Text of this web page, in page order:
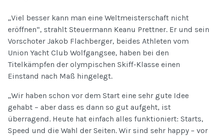
„Viel besser kann man eine Weltmeisterschaft nicht
eröffnen“, strahlt Steuermann Keanu Prettner. Er und sein
Vorschoter Jakob Flachberger, beides Athleten vom
Union Yacht Club Wolfgangsee, haben bei den
Titelkämpfen der olympischen Skiff-Klasse einen
Einstand nach Maß hingelegt.
„Wir haben schon vor dem Start eine sehr gute Idee
gehabt – aber dass es dann so gut aufgeht, ist
überragend. Heute hat einfach alles funktioniert: Starts,
Speed und die Wahl der Seiten. Wir sind sehr happy – vor